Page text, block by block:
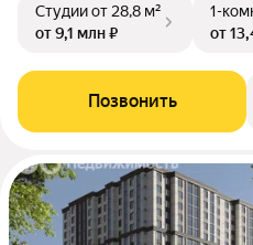
Студииот 28,8 м²
от 9,1 млн ₽
1-
от
Позвонить